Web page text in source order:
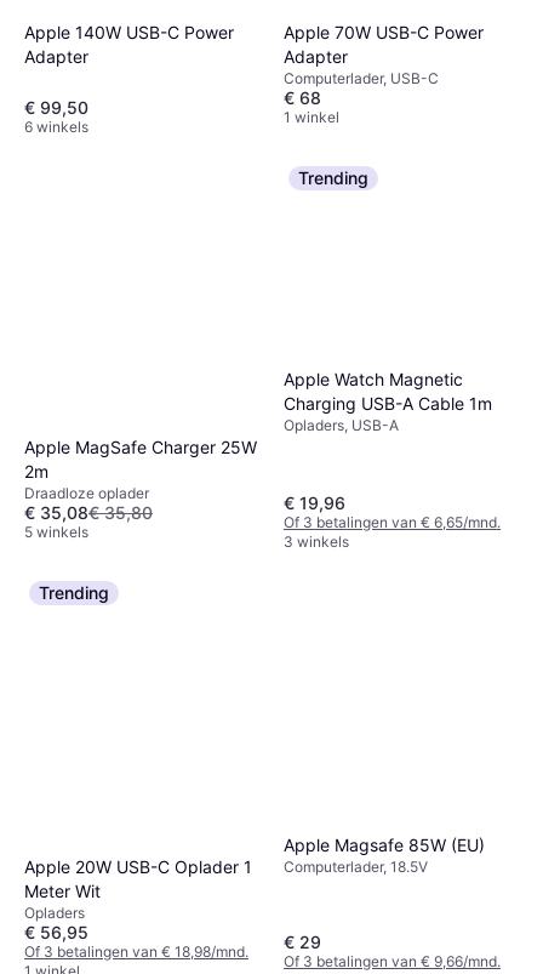
Apple 140W USB-C Power
Adapter
€ 99,50
6 winkels
Apple 70W USB-C Power
Adapter
Computerlader, USB-C
€ 68
1 winkel
Apple MagSafe Charger 25W
2m
Draadloze oplader
€ 35,08€ 35,80
5 winkels
Trending
Apple Watch Magnetic
Charging USB-A Cable 1m
Opladers, USB-A
€ 19,96
Of 3 betalingen van € 6,65/mnd.
3 winkels
Trending
Apple 20W USB-C Oplader 1
Meter Wit
Opladers
€ 56,95
Of 3 betalingen van € 18,98/mnd.
Apple Magsafe 85W (EU)
Computerlader, 18.5V
€ 29
Of 3 betalingen van € 9,66/mnd.